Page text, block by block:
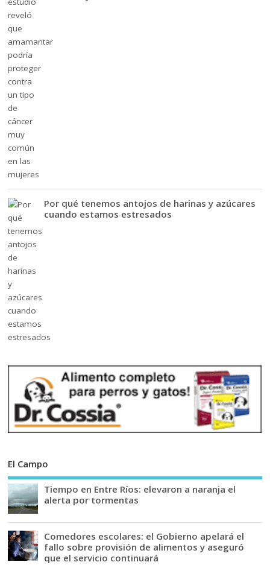
Por qué tenemos antojos de harinas y azúcares
cuando estamos estresados
El Campo
Tiempo en Entre Ríos: elevaron a naranja el
alerta por tormentas
Comedores escolares: el Gobierno apelará el
fallo sobre provisión de alimentos y aseguró
que el servicio continuará